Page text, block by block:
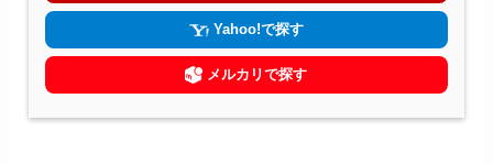
Yahoo!で探す
メルカリで探す